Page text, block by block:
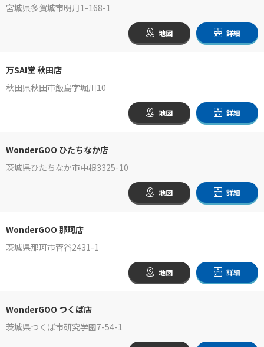
宮城県多賀城市明月1-168-1
地図 詳細
万SAI堂 秋田店
秋田県秋田市飯島字堀川10
地図 詳細
WonderGOO ひたちなか店
茨城県ひたちなか市中根3325-10
地図 詳細
WonderGOO 那珂店
茨城県那珂市菅谷2431-1
地図 詳細
WonderGOO つくば店
茨城県つくば市研究学園7-54-1